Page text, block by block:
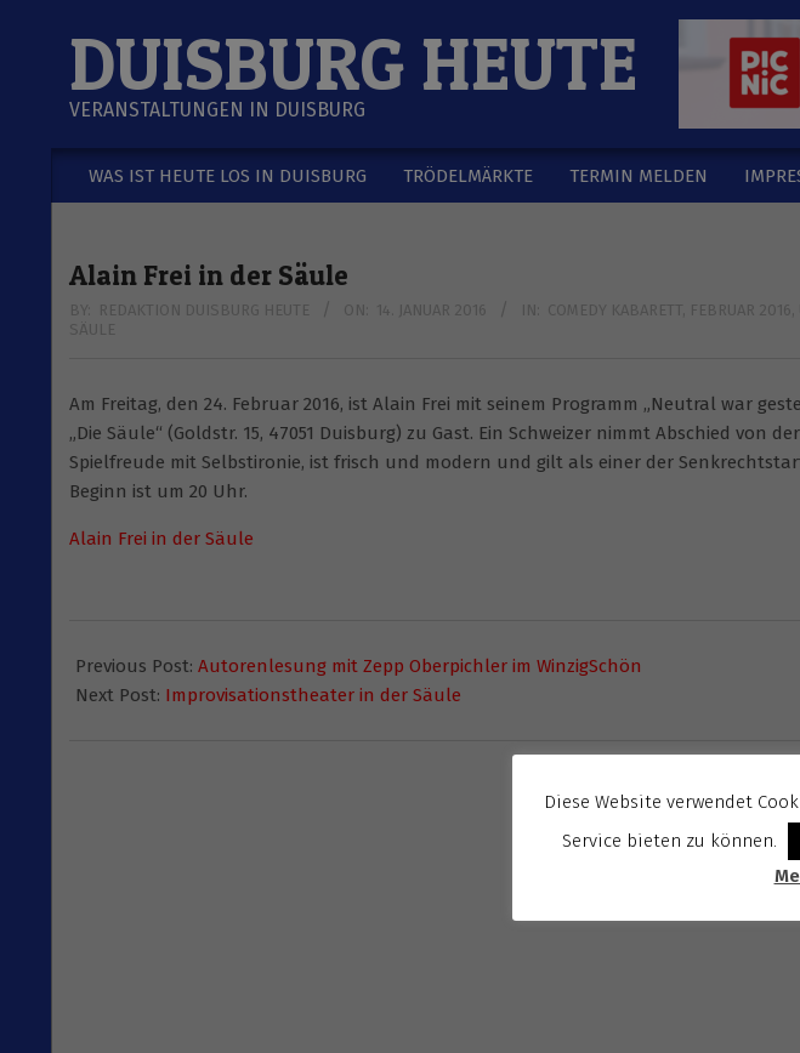
DUISBURG HEUTE
VERANSTALTUNGEN IN DUISBURG
Secondary
WAS IST HEUTE LOS IN DUISBURG TRÖDELMÄRKTE TERMIN MELDEN
Alain Frei in der Säule
BY: REDAKTION DUISBURG HEUTE ON: 14. JANUAR 2016 IN: COMEDY KABARETT FEBRUAR 2016
SÄULE
Am Freitag, den 24. Februar 2016, ist Alain Frei mit seinem Programm „Neutral war
„Die Säule“ (Goldstr. 15, 47051 Duisburg) zu Gast. Ein Schweizer nimmt Abschied von
Spielfreude mit Selbstironie, ist frisch und modern und gilt als einer der
Beginn ist um 20 Uhr.
Alain Frei in der Säule
01-
14
Previous Post: Autorenlesung mit Zepp Oberpichler im WinzigSchön
Next Post: Improvisationstheater in der Säule
Diese Website verwendet
Service bieten zu können.